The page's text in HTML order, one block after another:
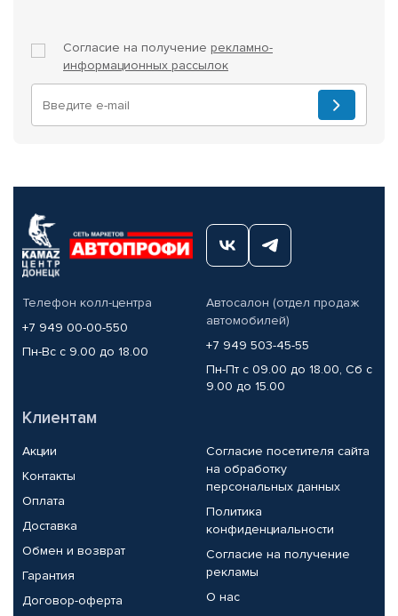
Согласие на получение рекламно-
информационных рассылок
Телефон колл-центра
+7 949 00-00-550
Пн-Вс с 9.00 до 18.00
Автосалон (отдел продаж
автомобилей)
+7 949 503-45-55
Пн-Пт с 09.00 до 18.00, Сб с
9.00 до 15.00
Клиентам
Акции
Контакты
Оплата
Доставка
Обмен и возврат
Гарантия
Договор-оферта
Согласие посетителя сайта
на обработку
персональных данных
Политика
конфиденциальности
Согласие на получение
рекламы
О нас